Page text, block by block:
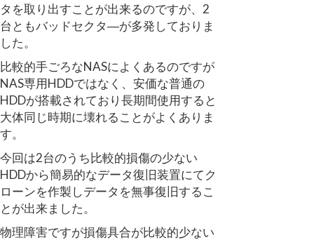
タを取り出すことが出来るのですが、2
台ともバッドセクタ―が多発しておりま
した。
比較的手ごろなNASによくあるのですが
NAS専用HDDではなく、安価な普通の
HDDが搭載されており長期間使用すると
大体同じ時期に壊れることがよくありま
す。
今回は2台のうち比較的損傷の少ない
HDDから簡易的なデータ復旧装置にてク
ローンを作製しデータを無事復旧するこ
とが出来ました。
物理障害ですが損傷具合が比較的少ない